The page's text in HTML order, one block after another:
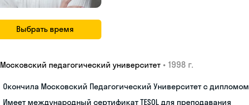
Выбрать время
Московский педагогический университет • 1998 г.
Окончила Московский Педагогический Университет с дипломом
Имеет международный сертификат TESOL для преподавания